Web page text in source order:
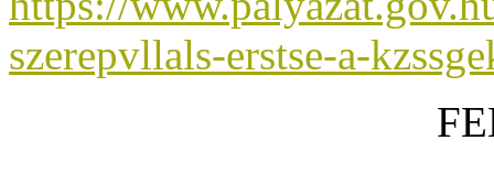
szerepvllals-erstse-a-